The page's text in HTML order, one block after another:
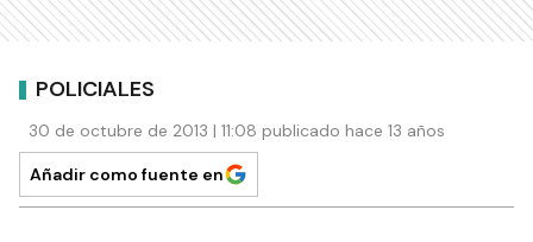
POLICIALES
30 de octubre de 2013 | 11:08 publicado hace 13 años
Añadir como fuente en